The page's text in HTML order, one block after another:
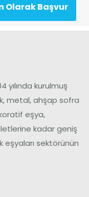
Olarak Başvur
yılında kurulmuş
metal, ahşap sofra
eşya,
kadar geniş
sektörünün